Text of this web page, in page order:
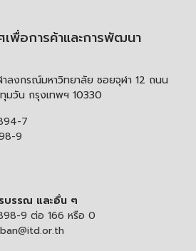
เพื่อการค้าและการพัฒนา
ลงกรณ์มหาวิทยาลัย ซอยจุฬา 12 ถนน
มวัน กรุงเทพฯ 10330
7
9
บรรณ และอื่น ๆ
9 ต่อ 166 หรือ 0